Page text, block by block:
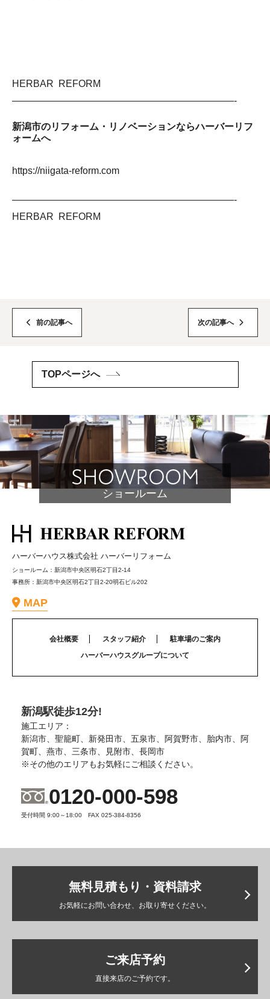
HERBAR REFORM
———————————————————————-
新潟市のリフォーム・リノベーションならハーバーリフ
ォームへ
https://niigata-reform.com
———————————————————————-
HERBAR REFORM
前の記事へ 次の記事へ
TOPページへ
ショールーム
ハーバーハウス株式会社 ハーバーリフォーム
ショールーム：新潟市中央区明石2丁目2-14
事務所：新潟市中央区明石2丁目2-20明石ビル202
MAP
会社概要 スタッフ紹介
駐車場のご案内
ハーバーハウスグループについて
新潟駅徒歩12分!
施工エリア：
新潟市、聖籠町、新発田市、五泉市、阿賀野市、胎内市、阿
賀町、燕市、三条市、見附市、長岡市
※その他のエリアもお気軽にご相談ください。
0120-000-598
受付時間 9:00～18:00 FAX 025-384-8356
ご来店予約
直接来店のご予約です。
無料見積もり・資料請求
お気軽にお問い合わせ、お取り寄せください。